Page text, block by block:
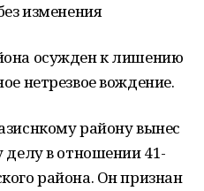
изменения
осужден к лишению
нетрезвое вождение.
району вынес
делу в отношении 41-
района. Он признан